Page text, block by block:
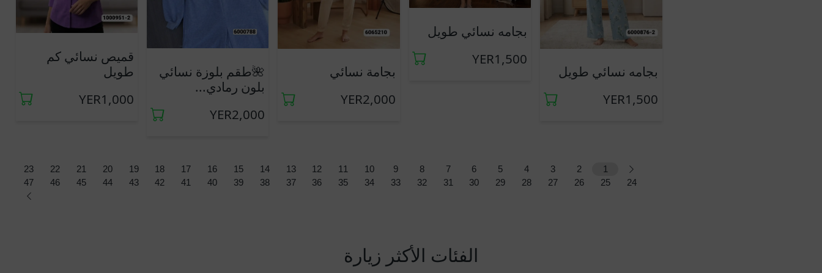
بجامه نسائي طويل
YER1,500
بجامه نسائي طويل
YER1,500
بجامة نسائي
YER2,000
🌺طقم بلوزة نسائي
بلون رمادي...
YER2,000
قميص نسائي كم
طويل
YER1,000
1
2
3
4
5
6
7
8
9
10
11
12
13
14
15
16
17
18
19
20
21
22
23
24
25
26
27
28
29
30
31
32
33
34
35
36
37
38
39
40
41
42
43
44
45
46
47
الفئات الأكثر زيارة